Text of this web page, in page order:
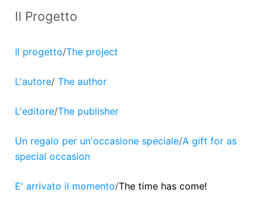
Il Progetto
Il progetto/The project
L'autore/ The author
L'editore/The publisher
Un regalo per un'occasione speciale/A gift for as
special occasion
E' arrivato il momento/The time has come!